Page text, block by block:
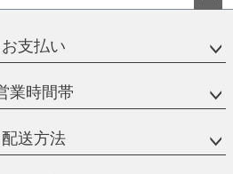
ップ
お支払い
業時間帯
配送方法